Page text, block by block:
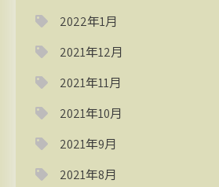
2022年1月
2021年12月
2021年11月
2021年10月
2021年9月
2021年8月